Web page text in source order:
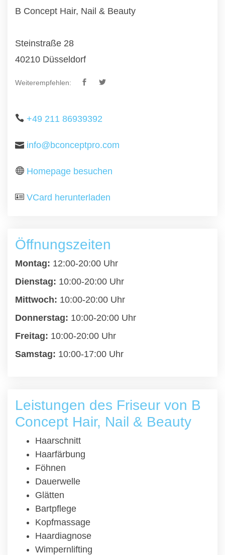
B Concept Hair, Nail & Beauty
Steinstraße 28
40210 Düsseldorf
Weiterempfehlen:
+49 211 86939392
info@bconceptpro.com
Homepage besuchen
VCard herunterladen
Öffnungszeiten
Montag: 12:00-20:00 Uhr
Dienstag: 10:00-20:00 Uhr
Mittwoch: 10:00-20:00 Uhr
Donnerstag: 10:00-20:00 Uhr
Freitag: 10:00-20:00 Uhr
Samstag: 10:00-17:00 Uhr
Leistungen des Friseur von B
Concept Hair, Nail & Beauty
Haarschnitt
Haarfärbung
Föhnen
Dauerwelle
Glätten
Bartpflege
Kopfmassage
Haardiagnose
Wimpernlifting